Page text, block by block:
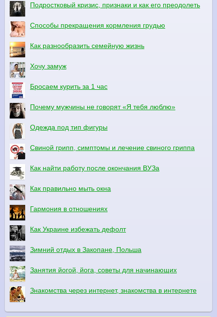
Подростковый кризис, признаки и как его преодолеть
Способы прекращения кормления грудью
Как разнообразить семейную жизнь
Хочу замуж
Бросаем курить за 1 час
Почему мужчины не говорят «Я тебя люблю»
Одежда под тип фигуры
Свиной грипп, симптомы и лечение свиного гриппа
Как найти работу после окончания ВУЗа
Как правильно мыть окна
Гармония в отношениях
Как Украине избежать дефолт
Зимний отдых в Закопане, Польша
Занятия йогой, йога, советы для начинающих
Знакомства через интернет, знакомства в интернете